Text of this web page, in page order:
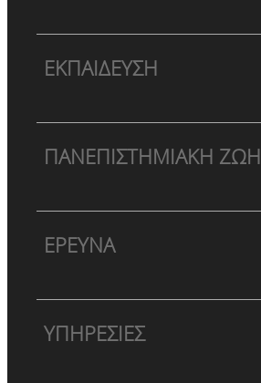
ΕΚΠΑΙΔΕΥΣΗ
ΠΑΝΕΠΙΣΤΗΜΙΑΚΗ ΖΩΗ
ΕΡΕΥΝΑ
ΥΠΗΡΕΣΙΕΣ